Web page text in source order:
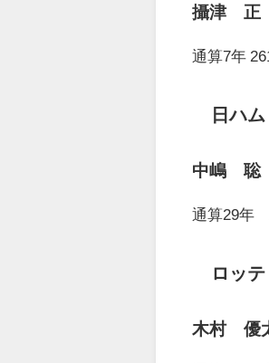
攝津 正
通算7年
日ハム
中嶋 聡
通算29年
ロッテ
木村 優